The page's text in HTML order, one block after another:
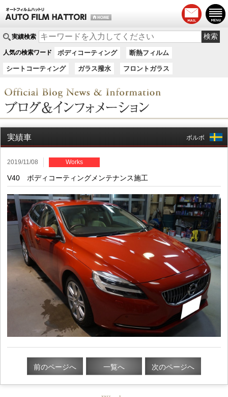
実績検索
人気の検索ワード ボディコーティング 断熱フィルム
シートコーティング ガラス撥水 フロントガラス
実績車 ボルボ
2019/11/08 Works
V40 ボディコーティングメンテナンス施工
前のページへ 一覧へ 次のページへ